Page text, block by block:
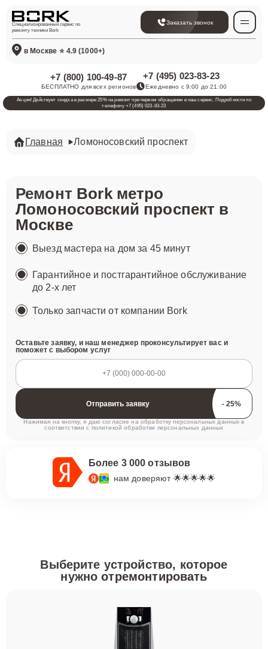
Специализированный сервис по
ремонту техники Bork
Заказать звонок
в Москве ⭐ 4.9 (1000+)
+7 (800) 100-49-87
БЕСПЛАТНО для всех регионов
+7 (495) 023-83-23
Ежедневно с 9:00 до 21:00
Акция! Действует скидка в размере 25% на ремонт при первом обращении в наш сервис. Подробности по
телефону +7 (495) 023-83-23
Главная Ломоносовский проспект
Ремонт Bork метро
Ломоносовский проспект в
Москве
Выезд мастера на дом за 45 минут
Гарантийное и постгарантийное обслуживание
до 2-х лет
Только запчасти от компании Bork
Оставьте заявку, и наш менеджер проконсультирует вас и
поможет с выбором услуг
Отправить заявку
Нажимая на кнопку, я даю согласие на обработку персональных данных в
соответствии с политикой обработки персональных данных
Более 3 000 отзывов
нам доверяют 🌟🌟🌟🌟🌟
Выберите устройство, которое
нужноотремонтировать